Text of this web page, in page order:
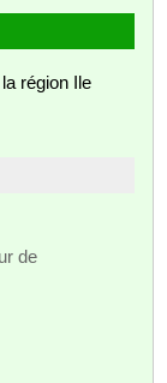
région Ile
de